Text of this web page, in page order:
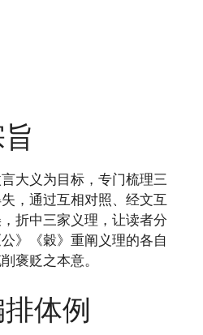
大义为目标，专门梳理三
，通过互相对照、经文互
折中三家义理，让读者分
》《穀》重阐义理的各自
褒贬之本意。
体例